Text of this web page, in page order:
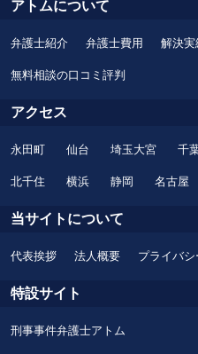
アトムについて
弁護士紹介 弁護士費用 解決実
無料相談の口コミ評判
アクセス
永田町 仙台 埼玉大宮 千
北千住 横浜 静岡 名古屋
当サイトについて
代表挨拶 法人概要 プライバ
特設サイト
刑事事件弁護士アトム